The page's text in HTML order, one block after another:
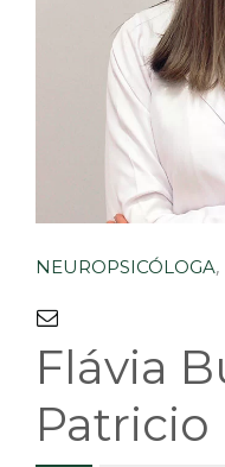
NEUROPSICÓLOGA,
Flávia
Patricio